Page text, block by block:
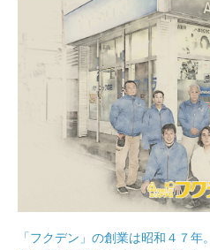
「フクデン」の創業は昭和４７年。